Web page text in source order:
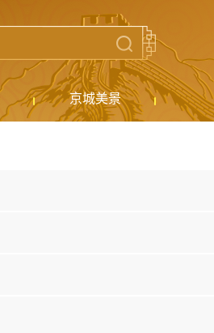
京城美景